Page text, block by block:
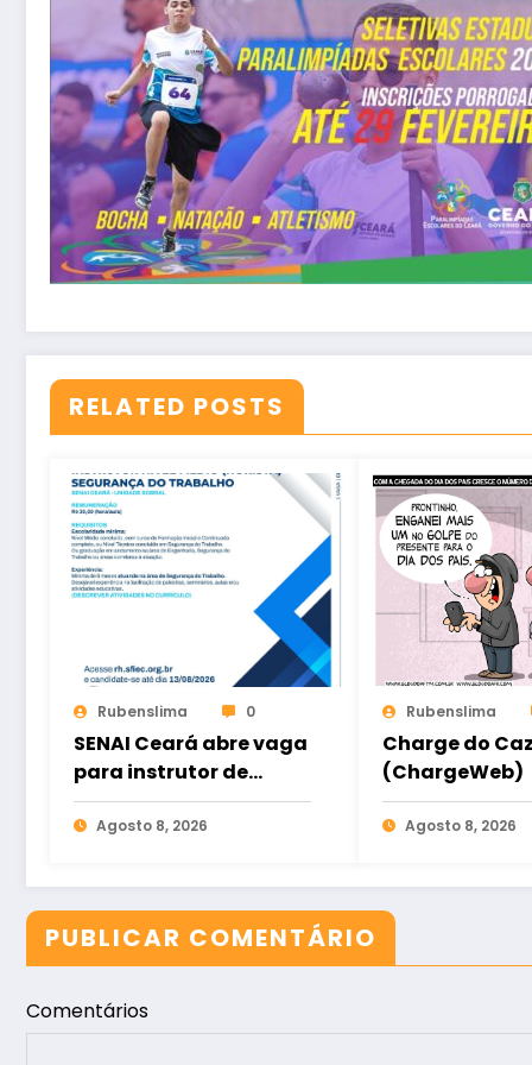
RELATED POSTS
Rubenslima 0
SENAI Ceará abre vaga
para instrutor de
Segurança do
Trabalho em Sobral
Agosto 8, 2026
Rubenslima
Charge do
(ChargeWeb)
Agosto 8, 2026
PUBLICAR COMENTÁRIO
Comentários